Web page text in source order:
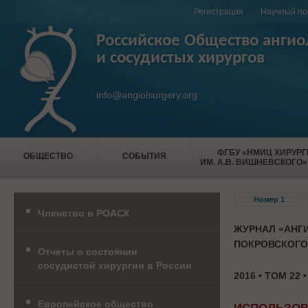
Регистрация Научный
Российское Общество
и сосудистых хирургов
info@angiolsurgery.org
ОБЩЕСТВО СОБЫТИЯ
ФГБУ «НМИЦ
ИМ. А.В.
Номер 1
ЖУРНАЛ
2016 • ТОМ 22
Членство в РОАСХ
Отчеты о состоянии
сосудистой хирургии в России
Европейское общество